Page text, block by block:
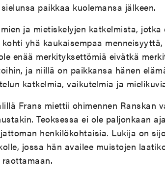
paikkaa kuolemansa jälkeen.
ja mietiskelyjen katkelmista, jotka
yhä kaukaisempaa
enää merkityksettömiä eivätkä
ja niillä on paikkansa hänen
katkelmia, vaikutelmia ja
Frans miettii ohimennen Ranskan
Teoksessa ei ole paljonkaan
henkilökohtaisia. Lukija on
jossa hän availee muistojen